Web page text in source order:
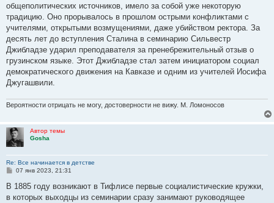
общеполитических источников, имело за собой уже некоторую
традицию. Оно прорывалось в прошлом острыми конфликтами с
учителями, открытыми возмущениями, даже убийством ректора. За
десять лет до вступления Сталина в семинарию Сильвестр
Джибладзе ударил преподавателя за пренебрежительный отзыв о
грузинском языке. Этот Джибладзе стал затем инициатором социал
демократического движения на Кавказе и одним из учителей Иосифа
Джугашвили.
Вероятности отрицать не могу, достоверности не вижу. М. Ломоносов
Автор темы
Gosha
Re: Все начинается в детстве
С
о
щ
07 янв 2023, 21:31
В 1885 году возникают в Тифлисе первые социалистические кружки,
в которых выходцы из семинарии сразу занимают руководящее